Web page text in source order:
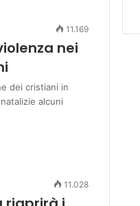
11.169
nei
dei cristiani in
alcuni
11.028